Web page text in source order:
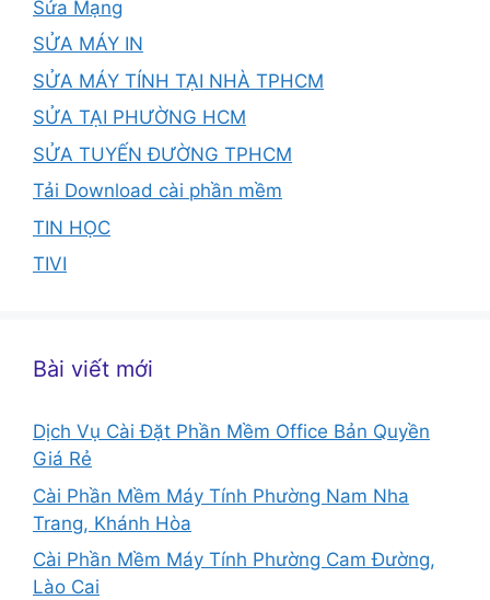
Sửa Mạng
SỬA MÁY IN
SỬA MÁY TÍNH TẠI NHÀ TPHCM
SỬA TẠI PHƯỜNG HCM
SỬA TUYẾN ĐƯỜNG TPHCM
Tải Download cài phần mềm
TIN HỌC
TIVI
Bài viết mới
Dịch Vụ Cài Đặt Phần Mềm Office Bản Quyền
Giá Rẻ
Cài Phần Mềm Máy Tính Phường Nam Nha
Trang, Khánh Hòa
Cài Phần Mềm Máy Tính Phường Cam Đường,
Lào Cai